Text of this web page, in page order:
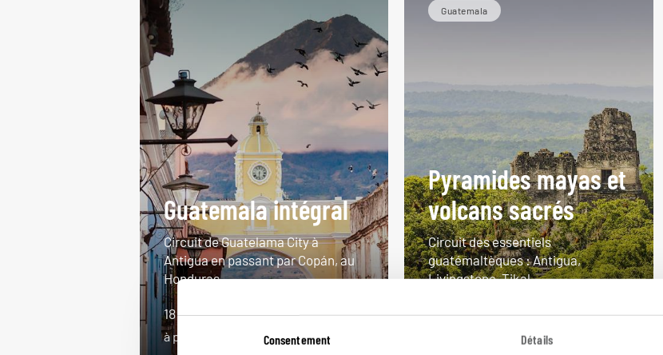
Consentement Détails
Guatemala intégral
Circuit de Guatelama City à
Antigua en passant par Copán, au
Honduras.
18 jours / 16 nuits
à partir de 4100€
Guatemala
Pyramides mayas et
volcans sacrés
Circuit des essentiels
guatémaltèques : Antigua,
Livingstone, Tikal...
10 jours / 8 nuits
à partir de 3000€